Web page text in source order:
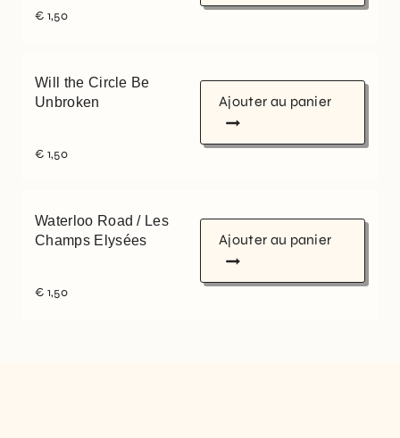
€ 1,50
Will the Circle Be
Unbroken
€ 1,50
Ajouter au panier
Waterloo Road / Les
Champs Elysées
€ 1,50
Ajouter au panier